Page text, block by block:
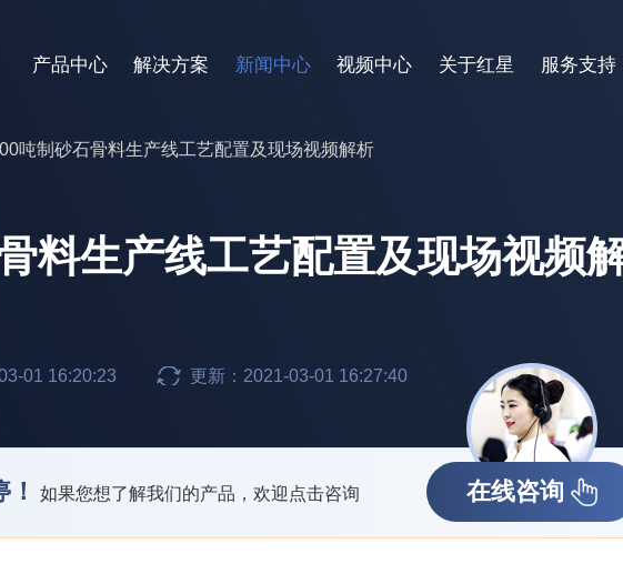
产品中心 解决方案 新闻中心 视频中心 关于红星 服务支持
吨制砂石骨料生产线工艺配置及现场视频解析
料生产线工艺配置及现场视频
01 16:20:23 更新：2021-03-01 16:27:40
如果您想了解我们的产品，欢迎点击咨询 在线咨询